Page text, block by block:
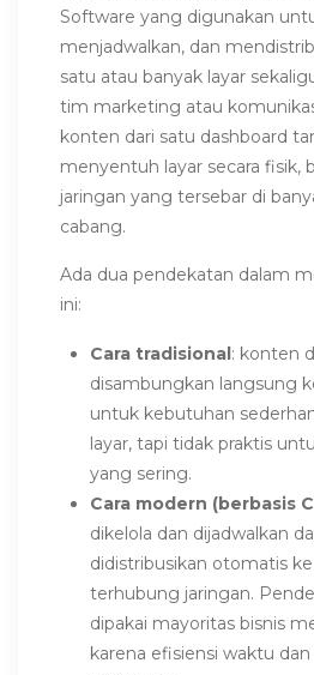
Software yang digunakan
menjadwalkan, dan
satu atau banyak layar
tim marketing atau
konten dari satu dashboard
menyentuh layar secara fisik,
jaringan yang tersebar di
cabang.
Ada dua pendekatan dalam
ini:
Cara tradisional : konten
disambungkan langsung
untuk kebutuhan
layar, tapi tidak praktis
yang sering.
Cara modern (berbasis
dikelola dan dijadwalkan
didistribusikan otomatis
terhubung jaringan.
dipakai mayoritas bisnis
karena efisiensi waktu